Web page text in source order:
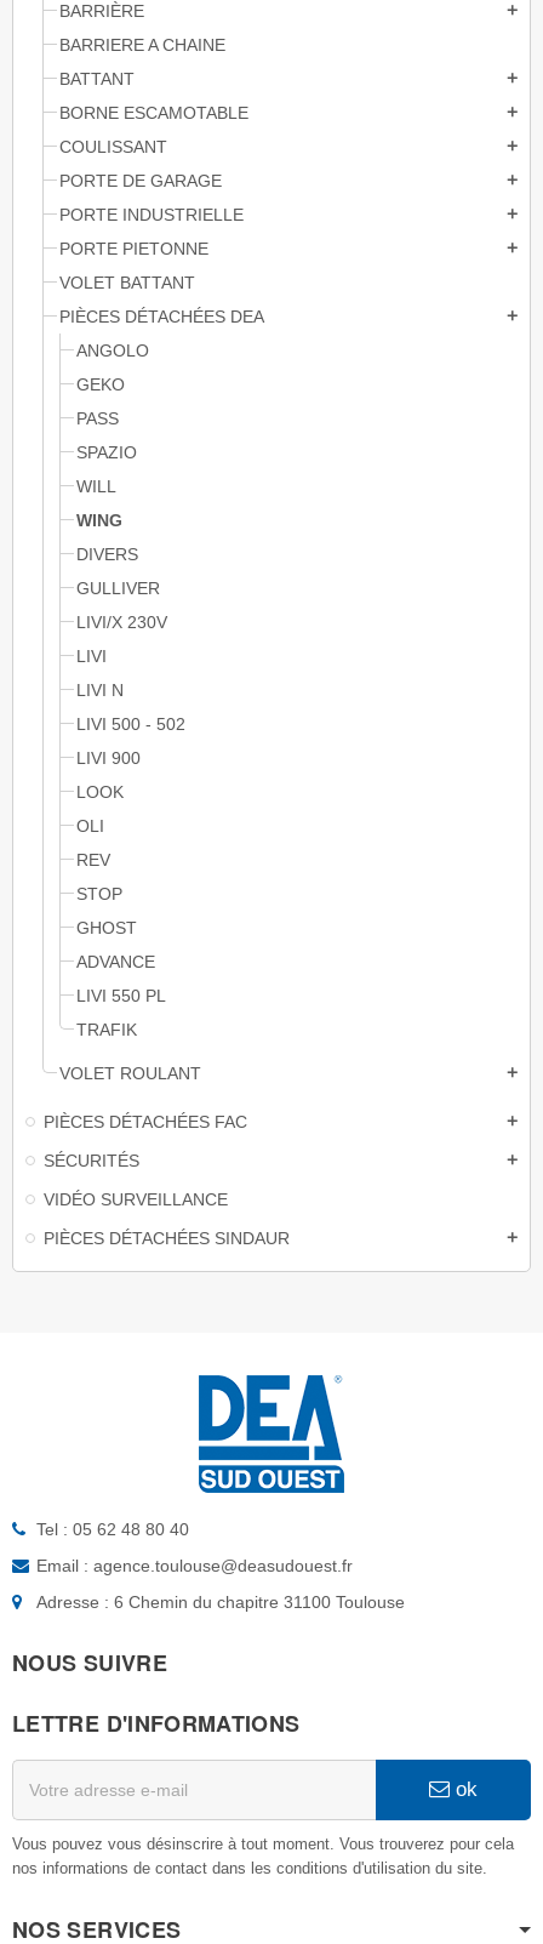
BARRIÈRE add
BARRIERE A CHAINE
BATTANT
add
BORNE ESCAMOTABLE add
COULISSANT add
PORTE DE GARAGE add
PORTE INDUSTRIELLE add
PORTE PIETONNE add
VOLET BATTANT
PIÈCES DÉTACHÉES DEA
add
ANGOLO
GEKO
PASS
SPAZIO
WILL
WING
DIVERS
GULLIVER
LIVI/X 230V
LIVI
LIVI N
LIVI 500 - 502
LIVI 900
LOOK
OLI
REV
STOP
GHOST
ADVANCE
LIVI 550 PL
TRAFIK
VOLET ROULANT add
PIÈCES DÉTACHÉES FAC add
SÉCURITÉS add
VIDÉO SURVEILLANCE
PIÈCES DÉTACHÉES SINDAUR
add
Tel : 05 62 48 80 40
Email : agence.toulouse@deasudouest.fr
Adresse : 6 Chemin du chapitre 31100 Toulouse
NOUS SUIVRE
LETTRE D'INFORMATIONS
ok
Vous pouvez vous désinscrire à tout moment. Vous trouverez pour cela
nos informations de contact dans les conditions d'utilisation du site.
NOS SERVICES